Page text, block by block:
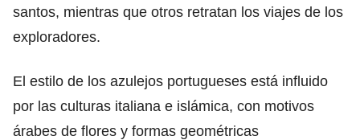
santos, mientras que otros retratan los viajes de los
exploradores.
El estilo de los azulejos portugueses está influido
por las culturas italiana e islámica, con motivos
árabes de flores y formas geométricas